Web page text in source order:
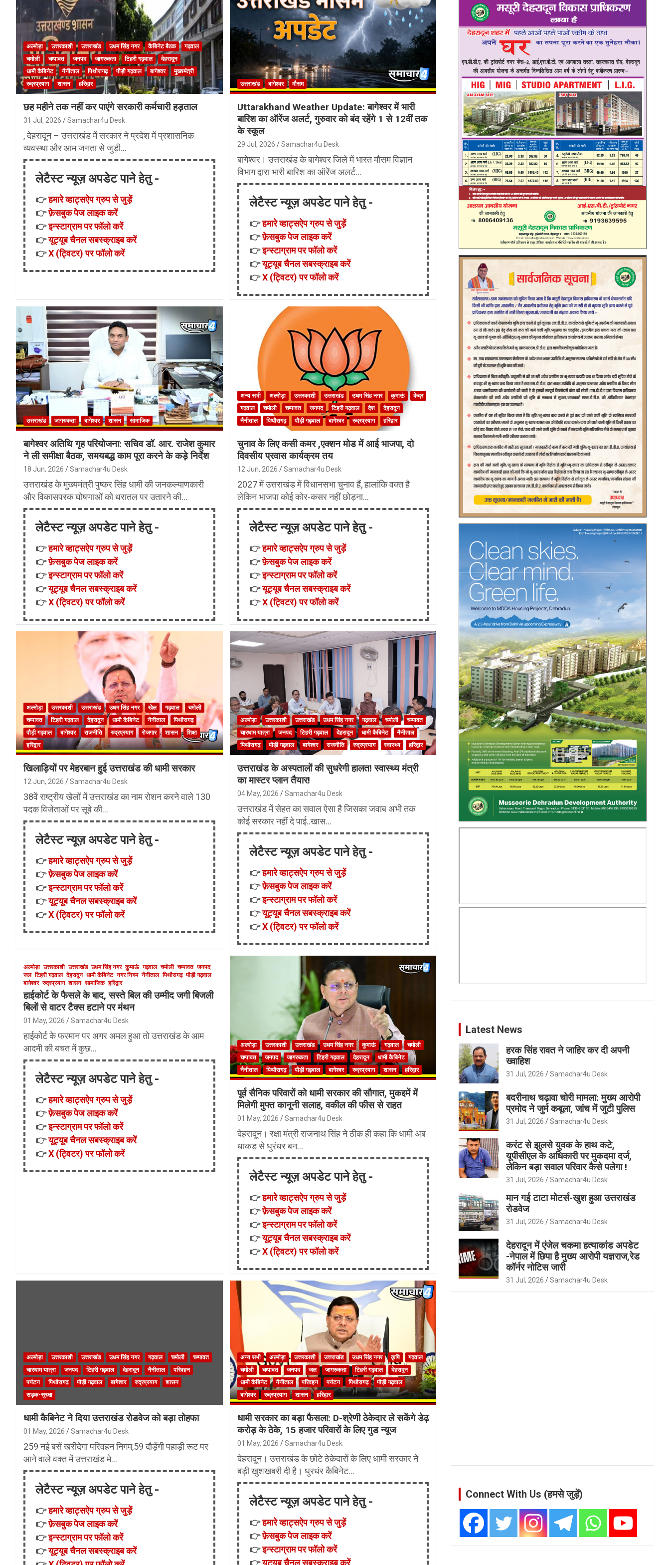
अल्मोड़ा उत्तरकाशी उत्तराखंड उधम सिंह नगर कैबिनेट बैठक
गढ़वाल
चमोली
चम्पावत जनपद जागरुकता टिहरी गढ़वाल
देहरादून
धामी कैबिनेट
नैनीताल पिथौरागढ़ पौड़ी गढ़वाल बागेश्वर
मुख्यमंत्री
रुद्रप्रयाग
शासन हरिद्वार
छह महीने तक नहीं कर पाएंगे सरकारी कर्मचारी हड़ताल
31 Jul, 2026 Samachar4u Desk
, देहरादून – उत्तराखंड में सरकार ने प्रदेश में प्रशासनिक
व्यवस्था और आम जनता से जुड़ी…
लेटैस्ट न्यूज़ अपडेट पाने हेतु -
👉हमारे व्हाट्सऐप ग्रुप से जुड़ें
👉फ़ेसबुक पेज लाइक करें
👉इन्स्टाग्राम पर फॉलो करें
👉यूट्यूब चैनल सबस्क्राइब करें
👉X (ट्विटर) पर फॉलो करें
उत्तराखंड बागेश्वर मौसम
Uttarakhand Weather Update: बागेश्वर में भारी
बारिश का ऑरेंज अलर्ट, गुरुवार को बंद रहेंगे 1 से 12वीं तक
के स्कूल
29 Jul, 2026 Samachar4u Desk
बागेश्वर। उत्तराखंड के बागेश्वर जिले में भारत मौसम विज्ञान
विभाग द्वारा भारी बारिश का ऑरेंज अलर्ट…
लेटैस्ट न्यूज़ अपडेट पाने हेतु -
👉हमारे व्हाट्सऐप ग्रुप से जुड़ें
👉फ़ेसबुक पेज लाइक करें
👉इन्स्टाग्राम पर फॉलो करें
👉यूट्यूब चैनल सबस्क्राइब करें
👉X (ट्विटर) पर फॉलो करें
उत्तराखंड जागरुकता बागेश्वर शासन सामाजिक
बागेश्वर अतिथि गृह परियोजना: सचिव डॉ. आर. राजेश कुमार
ने ली समीक्षा बैठक, समयबद्ध काम पूरा करने के कड़े निर्देश
18 Jun, 2026 Samachar4u Desk
उत्तराखंड के मुख्यमंत्री पुष्कर सिंह धामी की जनकल्याणकारी
और विकासपरक घोषणाओं को धरातल पर उतारने की…
लेटैस्ट न्यूज़ अपडेट पाने हेतु -
👉हमारे व्हाट्सऐप ग्रुप से जुड़ें
👉फ़ेसबुक पेज लाइक करें
👉इन्स्टाग्राम पर फॉलो करें
👉यूट्यूब चैनल सबस्क्राइब करें
👉X (ट्विटर) पर फॉलो करें
अन्य सभी अल्मोड़ा उत्तरकाशी उत्तराखंड उधम सिंह नगर कुमाऊं
केंद्र
गढ़वाल
चमोली चम्पावत जनपद टिहरी गढ़वाल देश
देहरादून
नैनीताल
पिथौरागढ़ पौड़ी गढ़वाल बागेश्वर रुद्रप्रयाग हरिद्वार
चुनाव के लिए कसी कमर ,एक्शन मोड में आई भाजपा, दो
दिवसीय प्रवास कार्यक्रम तय
12 Jun, 2026 Samachar4u Desk
2027 में उत्तराखंड में विधानसभा चुनाव हैं, हालांकि वक्त है
लेकिन भाजपा कोई कोर-कसर नहीं छोड़ना…
लेटैस्ट न्यूज़ अपडेट पाने हेतु -
👉हमारे व्हाट्सऐप ग्रुप से जुड़ें
👉फ़ेसबुक पेज लाइक करें
👉इन्स्टाग्राम पर फॉलो करें
👉यूट्यूब चैनल सबस्क्राइब करें
👉X (ट्विटर) पर फॉलो करें
अल्मोड़ा उत्तरकाशी उत्तराखंड उधम सिंह नगर खेल गढ़वाल
चमोली
चम्पावत
टिहरी गढ़वाल देहरादून धामी कैबिनेट नैनीताल
पिथौरागढ़
पौड़ी गढ़वाल
बागेश्वर राजनीति रुद्रप्रयाग रोजगार शासन
शिक्षा
हरिद्वार
खिलाड़ियों पर मेहरबान हुई उत्तराखंड की धामी सरकार
12 Jun, 2026 Samachar4u Desk
38वें राष्ट्रीय खेलों में उत्तराखंड का नाम रोशन करने वाले 130
पदक विजेताओं पर सूबे की…
लेटैस्ट न्यूज़ अपडेट पाने हेतु -
👉हमारे व्हाट्सऐप ग्रुप से जुड़ें
👉फ़ेसबुक पेज लाइक करें
👉इन्स्टाग्राम पर फॉलो करें
👉यूट्यूब चैनल सबस्क्राइब करें
👉X (ट्विटर) पर फॉलो करें
अल्मोड़ा उत्तरकाशी उत्तराखंड उधम सिंह नगर गढ़वाल चमोली
चम्पावत
चारधाम यात्रा
जनपद टिहरी गढ़वाल देहरादून धामी कैबिनेट
नैनीताल
पिथौरागढ़
पौड़ी गढ़वाल बागेश्वर राजनीति रुद्रप्रयाग स्वास्थ्य हरिद्वार
उत्तराखंड के अस्पतालों की सुधरेगी हालत! स्वास्थ्य मंत्री
का मास्टर प्लान तैयार!
04 May, 2026 Samachar4u Desk
उत्तराखंड में सेहत का सवाल ऐसा है जिसका जवाब अभी तक
कोई सरकार नहीं दे पाई..खास…
लेटैस्ट न्यूज़ अपडेट पाने हेतु -
👉हमारे व्हाट्सऐप ग्रुप से जुड़ें
👉फ़ेसबुक पेज लाइक करें
👉इन्स्टाग्राम पर फॉलो करें
👉यूट्यूब चैनल सबस्क्राइब करें
👉X (ट्विटर) पर फॉलो करें
अल्मोड़ा उत्तरकाशी उत्तराखंड उधम सिंह नगर कुमाऊं गढ़वाल चमोली चम्पावत जनपद
जल टिहरी गढ़वाल देहरादून धामी कैबिनेट नगर निगम नैनीताल पिथौरागढ़ पौड़ी गढ़वाल
बागेश्वर रुद्रप्रयाग शासन सामाजिक हरिद्वार
हाईकोर्ट के फैसले के बाद, सस्ते बिल की उम्मीद जगी बिजली
बिलों से वाटर टैक्स हटाने पर मंथन
01 May, 2026 Samachar4u Desk
हाईकोर्ट के फरमान पर अगर अमल हुआ तो उत्तराखंड के आम
आदमी की बचत में कुछ…
लेटैस्ट न्यूज़ अपडेट पाने हेतु -
👉हमारे व्हाट्सऐप ग्रुप से जुड़ें
👉फ़ेसबुक पेज लाइक करें
👉इन्स्टाग्राम पर फॉलो करें
👉यूट्यूब चैनल सबस्क्राइब करें
👉X (ट्विटर) पर फॉलो करें
अल्मोड़ा उत्तरकाशी उत्तराखंड उधम सिंह नगर कुमाऊं गढ़वाल
चमोली
चम्पावत
जनपद जागरुकता टिहरी गढ़वाल देहरादून
धामी कैबिनेट
नैनीताल
पिथौरागढ़ पौड़ी गढ़वाल बागेश्वर रुद्रप्रयाग शासन हरिद्वार
पूर्व सैनिक परिवारों को धामी सरकार की सौगात, मुकद्दमें में
मिलेगी मुफ्त कानूनी सलाह, वकील की फीस से राहत
01 May, 2026 Samachar4u Desk
देहरादून। रक्षा मंत्री राजनाथ सिंह ने ठीक ही कहा कि धामी अब
धाकड़ से धुरंधर बन…
लेटैस्ट न्यूज़ अपडेट पाने हेतु -
👉हमारे व्हाट्सऐप ग्रुप से जुड़ें
👉फ़ेसबुक पेज लाइक करें
👉इन्स्टाग्राम पर फॉलो करें
👉यूट्यूब चैनल सबस्क्राइब करें
👉X (ट्विटर) पर फॉलो करें
अल्मोड़ा उत्तरकाशी उत्तराखंड उधम सिंह नगर गढ़वाल चमोली
चम्पावत
चारधाम यात्रा
जनपद टिहरी गढ़वाल देहरादून नैनीताल
परिवहन
पर्यटन
पिथौरागढ़ पौड़ी गढ़वाल बागेश्वर रुद्रप्रयाग
शासन
सड़क-सुरक्षा
धामी कैबिनेट ने दिया उत्तराखंड रोडवेज को बड़ा तोहफा
01 May, 2026 Samachar4u Desk
259 नई बसें खरीदेगा परिवहन निगम,59 दौड़ेंगी पहाड़ी रूट पर
आने वाले वक्त में उत्तराखंड मे…
लेटैस्ट न्यूज़ अपडेट पाने हेतु -
👉हमारे व्हाट्सऐप ग्रुप से जुड़ें
👉फ़ेसबुक पेज लाइक करें
👉इन्स्टाग्राम पर फॉलो करें
👉यूट्यूब चैनल सबस्क्राइब करें
अन्य सभी अल्मोड़ा उत्तरकाशी उत्तराखंड उधम सिंह नगर कृषि
गढ़वाल
चमोली
चम्पावत जनपद जल जागरुकता टिहरी गढ़वाल
देहरादून
धामी कैबिनेट
नैनीताल परिवहन पर्यटन पिथौरागढ़
पौड़ी गढ़वाल
बागेश्वर
रुद्रप्रयाग शासन हरिद्वार
धामी सरकार का बड़ा फैसला: D-श्रेणी ठेकेदार ले सकेंगे डेढ़
करोड़ के ठेके, 15 हजार परिवारों के लिए गुड न्यूज
01 May, 2026 Samachar4u Desk
देहरादून। उत्तराखंड के छोटे ठेकेदारों के लिए धामी सरकार ने
बड़ी खुशखबरी दी है। धुरधंर कैबिनेट…
लेटैस्ट न्यूज़ अपडेट पाने हेतु -
👉हमारे व्हाट्सऐप ग्रुप से जुड़ें
👉फ़ेसबुक पेज लाइक करें
👉इन्स्टाग्राम पर फॉलो करें
👉यूट्यूब चैनल सबस्क्राइब करें
Latest News
हरक सिंह रावत ने जाहिर कर दी अपनी
ख्वाहिश
31 Jul, 2026 Samachar4u Desk
बदरीनाथ चढ़ावा चोरी मामला: मुख्य आरोपी
प्रमोद ने जुर्म कबूला, जांच में जुटी पुलिस
31 Jul, 2026 Samachar4u Desk
करंट से झुलसे युवक के हाथ कटे,
यूपीसीएल के अधिकारी पर मुकदमा दर्ज,
लेकिन बड़ा सवाल परिवार कैसे पलेगा !
31 Jul, 2026 Samachar4u Desk
मान गई टाटा मोटर्स-खुश हुआ उत्तराखंड
रोडवेज
31 Jul, 2026 Samachar4u Desk
देहरादून में एंजेल चकमा हत्याकांड अपडेट
-नेपाल में छिपा है मुख्य आरोपी यज्ञराज,रेड
कॉर्नर नोटिस जारी
31 Jul, 2026 Samachar4u Desk
Connect With Us (हमसे जुड़ें)